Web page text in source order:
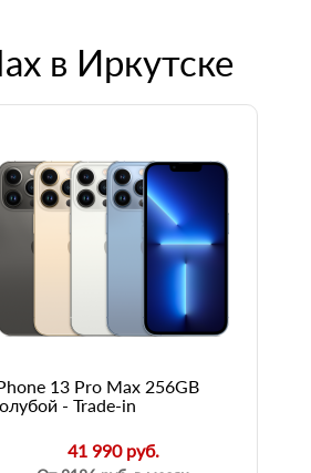
в Иркутске
13 Pro Max 256GB
- Trade-in
41 990 руб.